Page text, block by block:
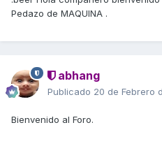
Pedazo de MAQUINA .
abhang
Publicado 20 de Febrero
Bienvenido al Foro.